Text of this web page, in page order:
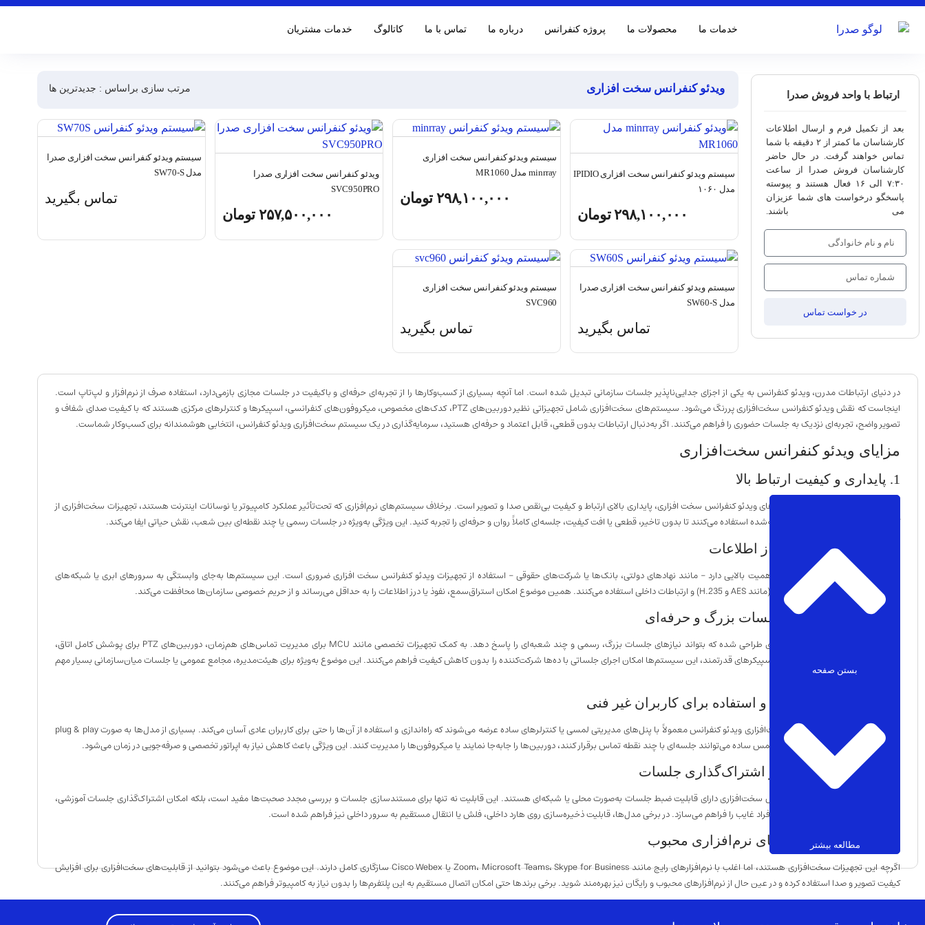
خدمات ما محصولات ما پروژه کنفرانس درباره ما تماس با ما کاتالوگ‌ خدمات مشتریان
ارتباط با واحد فروش صدرا
بعد از تکمیل فرم و ارسال اطلاعات
کارشناسان ما کمتر از ۲ دقیقه با شما
تماس خواهند گرفت. در حال حاضر
کارشناسان فروش صدرا از ساعت
۷:۳۰ الی ۱۶ فعال هستند و پیوسته
پاسخگو درخواست های شما عزیزان
می باشند.
در خواست تماس
ویدئو کنفرانس سخت افزاری مرتب سازی براساس : جدیدترین ها
سیستم ویدئو کنفرانس سخت افزاری IPIDIO
مدل ۱۰۶۰
۲۹۸,۱۰۰,۰۰۰ تومان
سیستم ویدئو کنفرانس سخت افزاری
minrray مدل MR1060
۲۹۸,۱۰۰,۰۰۰ تومان
ویدئو کنفرانس سخت افزاری صدرا
SVC950PRO
۲۵۷,۵۰۰,۰۰۰ تومان
سیستم ویدئو کنفرانس سخت افزاری صدرا
مدل SW70-S
تماس بگیرید
سیستم ویدئو کنفرانس سخت افزاری صدرا
مدل SW60-S
تماس بگیرید
سیستم ویدئو کنفرانس سخت افزاری
SVC960
تماس بگیرید
در دنیای ارتباطات مدرن، ویدئو کنفرانس به یکی از اجزای جدایی‌ناپذیر جلسات سازمانی تبدیل شده است. اما آنچه بسیاری از کسب‌وکارها را از تجربه‌ای حرفه‌ای و باکیفیت در جلسات مجازی بازمی‌دارد، استفاده صرف از نرم‌افزار و لپ‌تاپ است.
اینجاست که نقش ویدئو کنفرانس سخت‌افزاری پررنگ می‌شود. سیستم‌های سخت‌افزاری شامل تجهیزاتی نظیر دوربین‌های PTZ، کدک‌های مخصوص، میکروفون‌های کنفرانسی، اسپیکرها و کنترلرهای مرکزی هستند که با کیفیت صدای شفاف و
تصویر واضح، تجربه‌ای نزدیک به جلسات حضوری را فراهم می‌کنند. اگر به‌دنبال ارتباطات بدون قطعی، قابل اعتماد و حرفه‌ای هستید، سرمایه‌گذاری در یک سیستم سخت‌افزاری ویدئو کنفرانس، انتخابی هوشمندانه برای کسب‌وکار شماست.
مزایای ویدئو کنفرانس سخت‌افزاری
1. پایداری و کیفیت ارتباط بالا
یکی از بزرگ‌ترین نقاط قوت سیستم‌های ویدئو کنفرانس سخت افزاری، پایداری بالای ارتباط و کیفیت بی‌نقص صدا و تصویر است. برخلاف سیستم‌های نرم‌افزاری که تحت‌تأثیر عملکرد کامپیوتر یا نوسانات اینترنت هستند، تجهیزات سخت‌افزاری از
کدک‌های اختصاصی و شبکه‌های بهینه‌شده استفاده می‌کنند تا بدون تاخیر، قطعی یا افت کیفیت، جلسه‌ای کاملاً روان و حرفه‌ای را تجربه کنید. این ویژگی به‌ویژه در جلسات رسمی یا چند نقطه‌ای بین شعب، نقش حیاتی ایفا می‌کند.
در سازمان‌هایی که امنیت اطلاعات اهمیت بالایی دارد – مانند نهادهای دولتی، بانک‌ها یا شرکت‌های حقوقی – استفاده از تجهیزات ویدئو کنفرانس سخت افزاری ضروری است. این سیستم‌ها به‌جای وابستگی به سرورهای ابری یا شبکه‌های
عمومی، از پروتکل‌های رمزنگاری‌شده (مانند AES و H.235) و ارتباطات داخلی استفاده می‌کنند. همین موضوع امکان استراق‌سمع، نفوذ یا درز اطلاعات را به حداقل می‌رساند و از حریم خصوصی سازمان‌ها محافظت می‌کند.
ویدئو کنفرانس سخت افزاری به‌گونه‌ای طراحی شده که بتواند نیازهای جلسات بزرگ، رسمی و چند شعبه‌ای را پاسخ دهد. به کمک تجهیزات تخصصی مانند MCU برای مدیریت تماس‌های هم‌زمان، دوربین‌های PTZ برای پوشش کامل اتاق،
میکروفون‌های زنجیره‌ای با برد بالا و اسپیکرهای قدرتمند، این سیستم‌ها امکان اجرای جلساتی با ده‌ها شرکت‌کننده را بدون کاهش کیفیت فراهم می‌کنند. این موضوع به‌ویژه برای هیئت‌مدیره، مجامع عمومی یا جلسات میان‌سازمانی بسیار مهم
برخلاف تصور رایج، سیستم‌های سخت‌افزاری ویدئو کنفرانس معمولاً با پنل‌های مدیریتی لمسی یا کنترلرهای ساده عرضه می‌شوند که راه‌اندازی و استفاده از آن‌ها را حتی برای کاربران عادی آسان می‌کند. بسیاری از مدل‌ها به صورت plug & play
طراحی شده‌اند و کاربران تنها با چند لمس ساده می‌توانند جلسه‌ای با چند نقطه تماس برقرار کنند، دوربین‌ها را جابه‌جا نمایند یا میکروفون‌ها را مدیریت کنند. این ویژگی باعث کاهش نیاز به اپراتور تخصصی و صرفه‌جویی در زمان می‌شود.
بسیاری از سیستم‌های ویدئو کنفرانس سخت‌افزاری دارای قابلیت ضبط جلسات به‌صورت محلی یا شبکه‌ای هستند. این قابلیت نه تنها برای مستندسازی جلسات و بررسی مجدد صحبت‌ها مفید است، بلکه امکان اشتراک‌گذاری جلسات آموزشی،
تصمیمات مدیریتی یا مباحث مهم با افراد غایب را فراهم می‌سازد. در برخی مدل‌ها، قابلیت ذخیره‌سازی روی هارد داخلی، فلش یا انتقال مستقیم به سرور داخلی نیز فراهم شده است.
اگرچه این تجهیزات سخت‌افزاری هستند، اما اغلب با نرم‌افزارهای رایج مانند Zoom، Microsoft Teams، Skype for Business یا Cisco Webex سازگاری کامل دارند. این موضوع باعث می‌شود بتوانید از قابلیت‌های سخت‌افزاری برای افزایش
کیفیت تصویر و صدا استفاده کرده و در عین حال از نرم‌افزارهای محبوب و رایگان نیز بهره‌مند شوید. برخی برندها حتی امکان اتصال مستقیم به این پلتفرم‌ها را بدون نیاز به کامپیوتر فراهم می‌کنند.
بستن صفحه
مطالعه بیشتر